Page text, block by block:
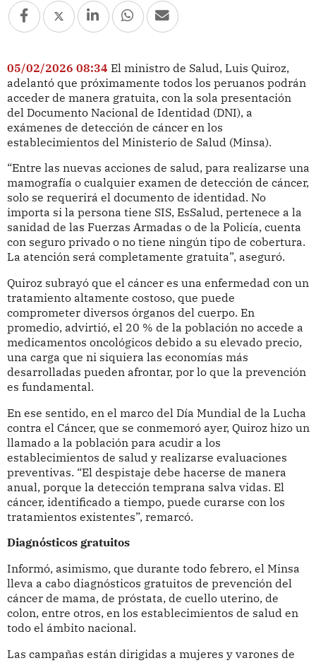
05/02/2026 08:34 El ministro de Salud, Luis Quiroz,
adelantó que próximamente todos los peruanos podrán
acceder de manera gratuita, con la sola presentación
del Documento Nacional de Identidad (DNI), a
exámenes de detección de cáncer en los
establecimientos del Ministerio de Salud (Minsa).
“Entre las nuevas acciones de salud, para realizarse una
mamografía o cualquier examen de detección de cáncer,
solo se requerirá el documento de identidad. No
importa si la persona tiene SIS, EsSalud, pertenece a la
sanidad de las Fuerzas Armadas o de la Policía, cuenta
con seguro privado o no tiene ningún tipo de cobertura.
La atención será completamente gratuita”, aseguró.
Quiroz subrayó que el cáncer es una enfermedad con un
tratamiento altamente costoso, que puede
comprometer diversos órganos del cuerpo. En
promedio, advirtió, el 20 % de la población no accede a
medicamentos oncológicos debido a su elevado precio,
una carga que ni siquiera las economías más
desarrolladas pueden afrontar, por lo que la prevención
es fundamental.
En ese sentido, en el marco del Día Mundial de la Lucha
contra el Cáncer, que se conmemoró ayer, Quiroz hizo un
llamado a la población para acudir a los
establecimientos de salud y realizarse evaluaciones
preventivas. “El despistaje debe hacerse de manera
anual, porque la detección temprana salva vidas. El
cáncer, identificado a tiempo, puede curarse con los
tratamientos existentes”, remarcó.
Diagnósticos gratuitos
Informó, asimismo, que durante todo febrero, el Minsa
lleva a cabo diagnósticos gratuitos de prevención del
cáncer de mama, de próstata, de cuello uterino, de
colon, entre otros, en los establecimientos de salud en
todo el ámbito nacional.
Las campañas están dirigidas a mujeres y varones de